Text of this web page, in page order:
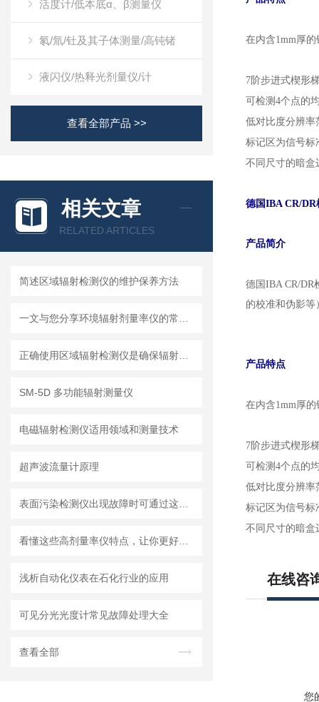
活度计/低本底α、β测量仪
氡/氚/钍及其子体测量/高钝锗
液闪仪/热释光剂量仪/计
查看全部产品 >>
相关文章
RELATED ARTICLES
简述区域辐射检测仪的维护保养方法
SM-5D 多功能辐射测量仪
电磁辐射检测仪适用领域和测量技术
超声波流量计原理
浅析自动化仪表在石化行业的应用
可见分光光度计常见故障处理大全
查看全部
在内含1mm厚的
7阶步进式楔形
可检测4个点的
低对比度分辨率
标记区为信号标
不同尺寸的暗盒
德国IBA CR/
产品简介
德国IBA CR/DR
的校准和伪影等
产品特点
在内含1mm厚的
7阶步进式楔形
可检测4个点的
低对比度分辨率
标记区为信号标
不同尺寸的暗盒
在线咨
您